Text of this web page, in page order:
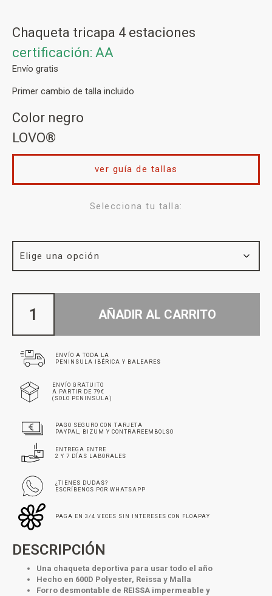
Chaqueta tricapa 4 estaciones
certificación: AA
Envío gratis
Primer cambio de talla incluido
Color negro
LOVO®
Selecciona tu talla:
ver guía de tallas
AÑADIR AL CARRITO
ENVÍO A TODA LA
PENINSULA IBÉRICA Y BALEARES
ENVÍO GRATUITO
A PARTIR DE 79€
(SOLO PENINSULA)
PAGO SEGURO CON TARJETA
PAYPAL, BIZUM Y CONTRAREEMBOLSO
ENTREGA ENTRE
2 Y 7 DÍAS LABORALES
¿TIENES DUDAS?
ESCRÍBENOS POR WHATSAPP
PAGA EN 3/4 VECES SIN INTERESES CON FLOAPAY
DESCRIPCIÓN
Una chaqueta deportiva para usar todo el año
Hecho en 600D Polyester, Reissa y Malla
Forro desmontable de REISSA impermeable y